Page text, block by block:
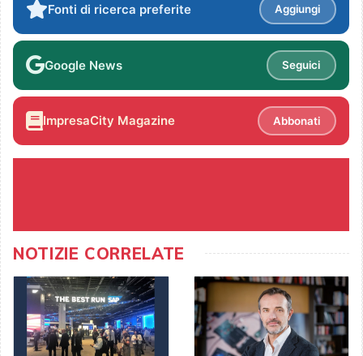
Fonti di ricerca preferite Aggiungi
Google News Seguici
ImpresaCity Magazine Abbonati
NOTIZIE CORRELATE